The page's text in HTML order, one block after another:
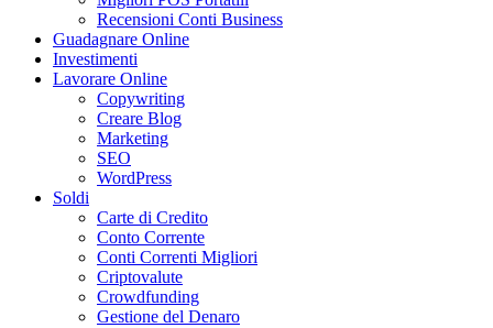
Recensioni Conti Business
Guadagnare Online
Investimenti
Lavorare Online
Copywriting
Creare Blog
Marketing
SEO
WordPress
Soldi
Carte di Credito
Conto Corrente
Conti Correnti Migliori
Criptovalute
Crowdfunding
Gestione del Denaro